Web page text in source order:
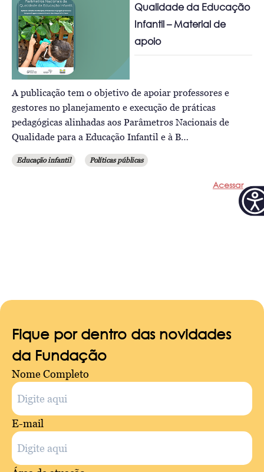
Qualidade da Educação
Infantil – Material de
apoio
A publicação tem o objetivo de apoiar professores e
gestores no planejamento e execução de práticas
pedagógicas alinhadas aos Parâmetros Nacionais de
Qualidade para a Educação Infantil e à B…
Educação infantil Políticas públicas
Acessar
Fique por dentro das novidades
da Fundação
Nome Completo
E-mail